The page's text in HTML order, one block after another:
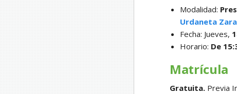
Modalidad:
Urdaneta
Fecha: Jueves,
Horario: De
Matrícula
Gratuita. Previa